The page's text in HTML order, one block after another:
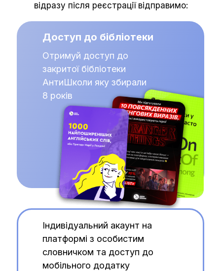
Доступ до бібліотеки
Отримуй доступ до
закритої бібліотеки
АнтиШколи яку збирали
8 років
Індивідуальний акаунт на
платформі з особистим
словничком та доступ до
мобільного додатку
відразу після реєстрації відправимо: